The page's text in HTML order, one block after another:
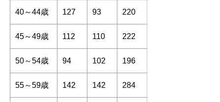
40～44歳 127 93 220
45～49歳 112 110 222
50～54歳 94 102 196
55～59歳 142 142 284